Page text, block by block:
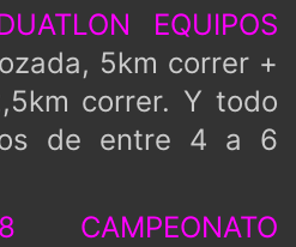
EQUIPOS
5km correr +
correr. Y todo
de entre 4 a 6
CAMPEONATO